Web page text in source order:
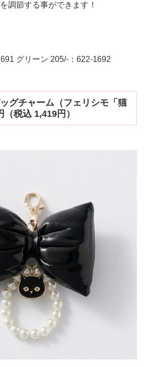
調節する事ができます！
グリーン 205/-：622-1692
グチャーム（フェリシモ「猫
税込 1,419円）